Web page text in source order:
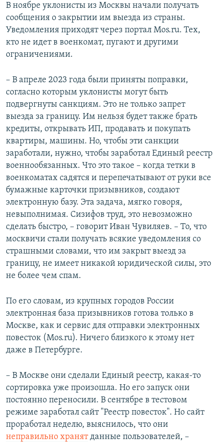
В ноябре уклонисты из Москвы начали получать
сообщения о закрытии им выезда из страны.
Уведомления приходят через портал Mos.ru. Тех,
кто не идет в военкомат, пугают и другими
ограничениями.
– В апреле 2023 года были приняты поправки,
согласно которым уклонисты могут быть
подвергнуты санкциям. Это не только запрет
выезда за границу. Им нельзя будет также брать
кредиты, открывать ИП, продавать и покупать
квартиры, машины. Но, чтобы эти санкции
заработали, нужно, чтобы заработал Единый реестр
военнообязанных. Что это такое – когда тетки в
военкоматах садятся и перепечатывают от руки все
бумажные карточки призывников, создают
электронную базу. Эта задача, мягко говоря,
невыполнимая. Сизифов труд, это невозможно
сделать быстро, – говорит Иван Чувиляев. – То, что
москвичи стали получать всякие уведомления со
страшными словами, что им закрыт выезд за
границу, не имеет никакой юридической силы, это
не более чем спам.
По его словам, из крупных городов России
электронная база призывников готова только в
Москве, как и сервис для отправки электронных
повесток (Mos.ru). Ничего близкого к этому нет
даже в Петербурге.
– В Москве они сделали Единый реестр, какая-то
сортировка уже произошла. Но его запуск они
постоянно переносили. В сентябре в тестовом
режиме заработал сайт "Реестр повесток". Но сайт
проработал неделю, выяснилось, что они
неправильно хранятданные пользователей, –